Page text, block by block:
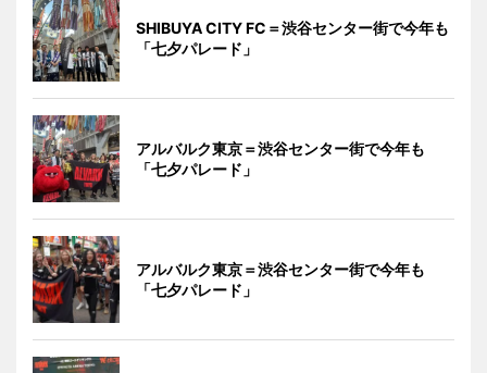
SHIBUYA CITY FC＝渋谷センター街で今年も
「七夕パレード」
アルバルク東京＝渋谷センター街で今年も
「七夕パレード」
アルバルク東京＝渋谷センター街で今年も
「七夕パレード」